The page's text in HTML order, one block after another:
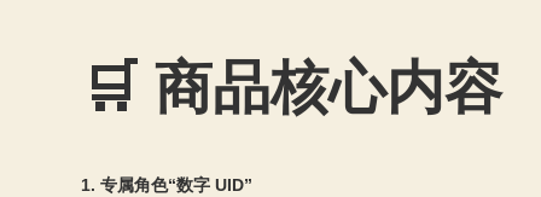
🛒 商品核心内容
1. 专属角色“数字 UID”